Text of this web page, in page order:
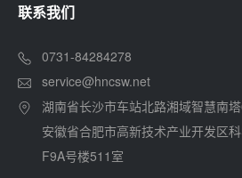
联系我们
0731-84284278
service@hncsw.net
湖南省长沙市车站北路湘域智慧南
安徽省合肥市高新技术产业开发区
F9A号楼511室